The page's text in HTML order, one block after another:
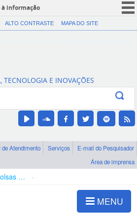
à informação
CORONAVÍRUS (COVID-19)
Canais
ALTO CONTRASTE MAPA DO SITE
E INOVAÇÕES
de Atendimento Serviços
E-mail do Pesquisador
Área de imprensa
Bolsas e Auxílios Vigentes
MENU